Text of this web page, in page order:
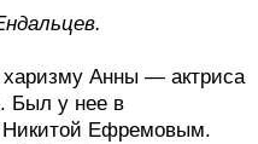
Анны — актриса
Был у нее в
Никитой Ефремовым.